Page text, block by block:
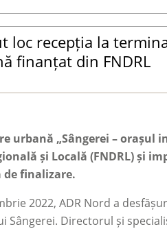
loc recepția la
finanțat din FNDRL
urbană „Sângerei –orașul
și Locală (FNDRL) și
de finalizare.
2022, ADR Nord a
Sângerei. Directorul și